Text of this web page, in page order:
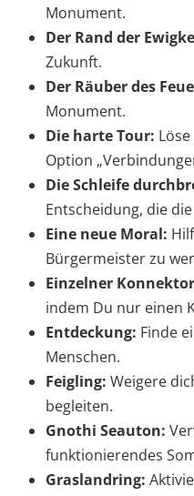
Monument.
Der Rand der
Zukunft.
Der Räuber des
Monument.
Die harte Tour:
Option
Die Schleife
Entscheidung, die
Eine neue Moral:
Bürgermeister zu
Einzelner
indem Du nur einen
Entdeckung: Finde
Menschen.
Feigling: Weigere
begleiten.
Gnothi Seauton:
funktionierendes
Graslandring: